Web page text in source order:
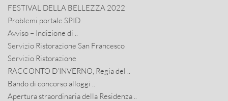
FESTIVAL DELLA BELLEZZA 2022
Problemi portale SPID
Avviso – Indizione di ..
Servizio Ristorazione San Francesco
Servizio Ristorazione
RACCONTO D’INVERNO, Regia del ..
Bando di concorso alloggi ..
Apertura straordinaria della Residenza ..